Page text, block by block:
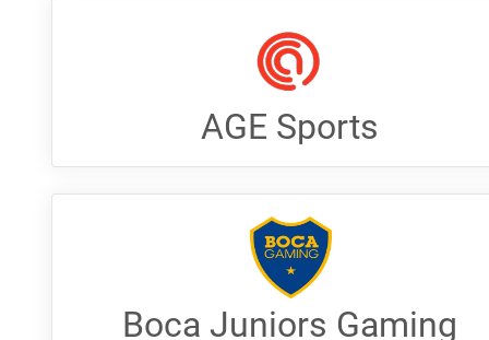
AGE Sports
Boca Juniors Gaming